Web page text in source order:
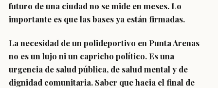
futuro de una ciudad no se mide en meses. Lo
importante es que las bases ya están firmadas.
La necesidad de un polideportivo en Punta Arenas
no es un lujo ni un capricho político. Es una
urgencia de salud pública, de salud mental y de
dignidad comunitaria. Saber que hacia el final de